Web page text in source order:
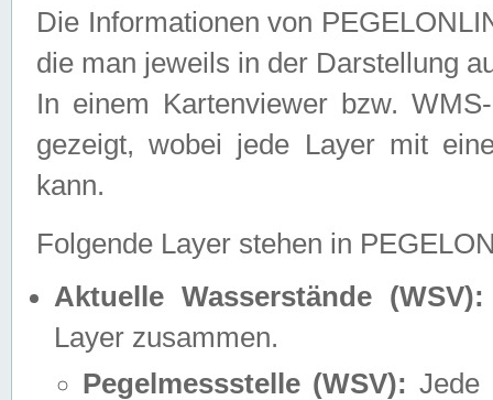
Die Informationen von
die man jeweils in der Darstellung
In einem Kartenviewer bzw.
gezeigt, wobei jede Layer mit
kann.
Folgende Layer stehen in
Aktuelle Wasserstände (WSV):
Layer zusammen.
Pegelmessstelle (WSV): Jede